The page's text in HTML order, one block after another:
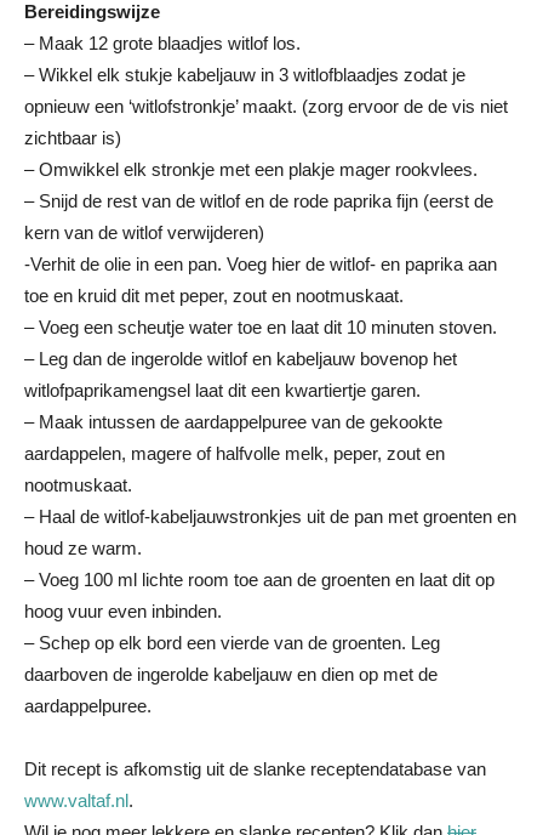
Bereidingswijze
– Maak 12 grote blaadjes witlof los.
– Wikkel elk stukje kabeljauw in 3 witlofblaadjes zodat je
opnieuw een ‘witlofstronkje’ maakt. (zorg ervoor de de vis niet
zichtbaar is)
– Omwikkel elk stronkje met een plakje mager rookvlees.
– Snijd de rest van de witlof en de rode paprika fijn (eerst de
kern van de witlof verwijderen)
-Verhit de olie in een pan. Voeg hier de witlof- en paprika aan
toe en kruid dit met peper, zout en nootmuskaat.
– Voeg een scheutje water toe en laat dit 10 minuten stoven.
– Leg dan de ingerolde witlof en kabeljauw bovenop het
witlofpaprikamengsel laat dit een kwartiertje garen.
– Maak intussen de aardappelpuree van de gekookte
aardappelen, magere of halfvolle melk, peper, zout en
nootmuskaat.
– Haal de witlof-kabeljauwstronkjes uit de pan met groenten en
houd ze warm.
– Voeg 100 ml lichte room toe aan de groenten en laat dit op
hoog vuur even inbinden.
– Schep op elk bord een vierde van de groenten. Leg
daarboven de ingerolde kabeljauw en dien op met de
aardappelpuree.
Dit recept is afkomstig uit de slanke receptendatabase van
www.valtaf.nl.